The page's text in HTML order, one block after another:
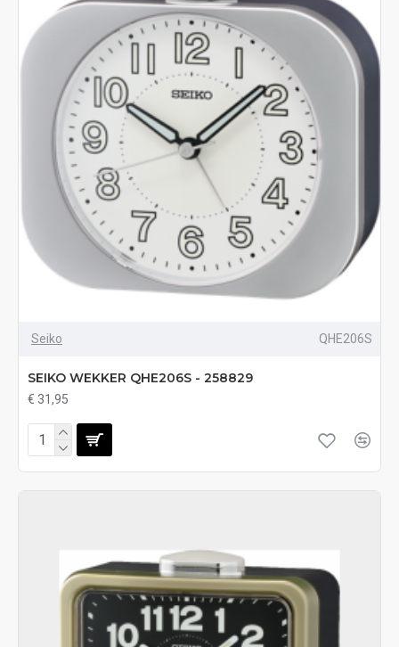
Seiko QHE206S
SEIKO WEKKER QHE206S - 258829
€ 31,95